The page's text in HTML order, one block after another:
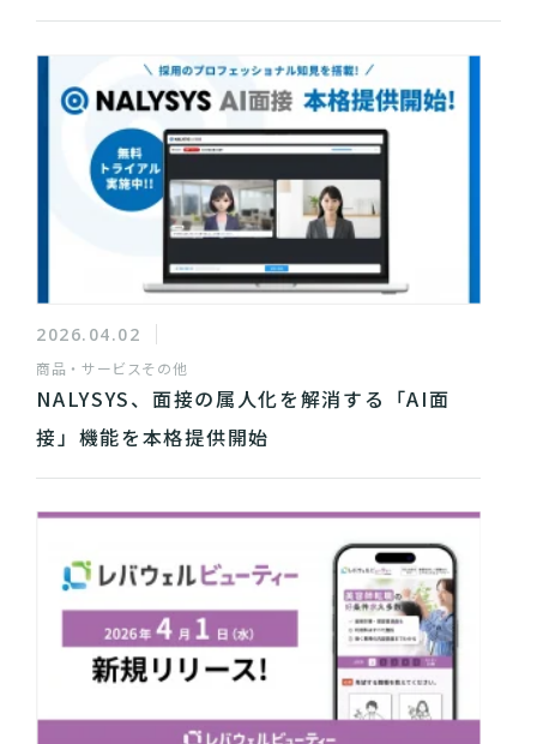
2026.04.02
商品・サービスその他
NALYSYS、面接の属人化を解消する「AI面
接」機能を本格提供開始